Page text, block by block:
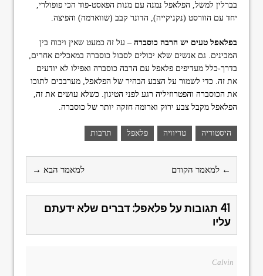
בברלין למשל, הפלאפל נמנה עם מנות הפאסט-פוד הכי פופולרי,
יחד עם הוורסט (נקניקייה), הדונר קבב (שווארמה) והפיצה.
בפלאפל טעים יש הרבה כוסברה – על זה כמעט שאין ויכוח בין
המבינים. גם אנשים שלא יכולים לסבול כוסברה במאכלים אחרים,
בדרך-כלל מעדיפים פלאפל עם הרבה כוסברה ואפילו לא יודעים
את זה. כדי לשמור על הצבע הבהיר של הפלאפל, מערבבים לתוכו
את הכוסברה והפטרוזיליה רגע לפני הטיגון. כשלא עושים את זה,
הפלאפל מקבל צבע ירוק וארומה חזקה יותר של כוסברה.
היסטוריה טריוויה פלאפל תרבות
← למאמר הקודם למאמר הבא →
41 תגובות על פלאפל: דברים שלא ידעתם
עליו
Calvin